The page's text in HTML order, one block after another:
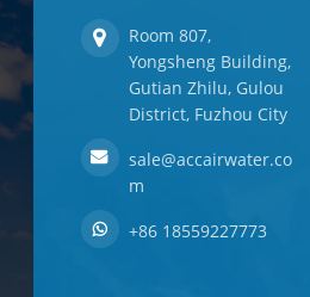
Room 807,
Yongsheng Building,
Gutian Zhilu, Gulou
District, Fuzhou City
sale@accairwater.co
m
+86 18559227773